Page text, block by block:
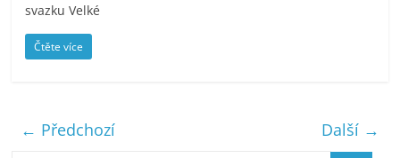
svazku Velké
Čtěte více
← Předchozí Další →